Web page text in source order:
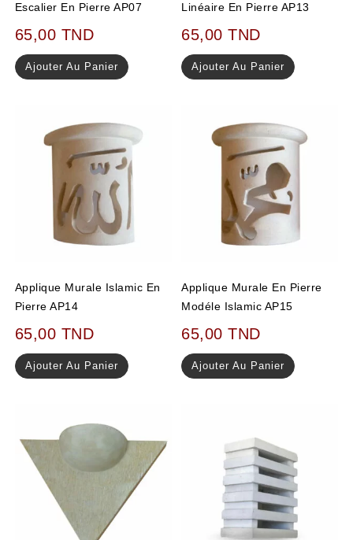
Escalier En Pierre AP07
65,00 TND
Ajouter Au Panier
Linéaire En Pierre AP13
65,00TND
Ajouter Au Panier
Applique Murale Islamic En
Pierre AP14
65,00 TND
Ajouter Au Panier
Applique Murale En Pierre
Modéle Islamic AP15
65,00TND
Ajouter Au Panier